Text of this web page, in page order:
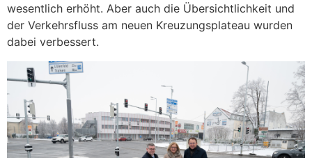
wesentlich erhöht. Aber auch die Übersichtlichkeit und
der Verkehrsfluss am neuen Kreuzungsplateau wurden
dabei verbessert.